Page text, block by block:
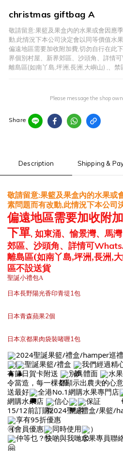
christmas giftbag A
敬請留意:果籃及果盒內的水果或會因應
動,此情況下本公司決定會以同等價值水果
偏遠地區需要加收附加費,切勿自行在此
界個別村屋、新界郊區、沙頭角、詳情
離島區(如南丫島,坪洲,長洲,大嶼山) ,、
Please message the shop
Share
Description Shipping &
敬請留意:果籃及果盒內的水果或
素問題而有改動,此情況下本公司
偏遠地區需要加收附
下單, 如東涌、愉景灣、馬
郊區、沙頭角、詳情可
離島區(如南丫島,坪洲,長洲,
區不設送貨
聖誕小禮包A
日本長野陽光香印青堤1包
日本青森蘋果2個
日本京都果肉袋裝啫喱1包
2024聖誕果籃/禮盒/hamper巡禮
聖誕果籃/禮盒
我們經過精
有節日賀卡附送
別具體面
水
令當造，每一棵都顯示出農夫的心意
送最好
全港No.1網購水果專門店
網購水果店
信心
保証
15/12前訂購2024聖誕禮盒/果籃/
享有95折優惠
（會員優惠
同時使用
）
仲等乜？快啲與我哋水果專員聯